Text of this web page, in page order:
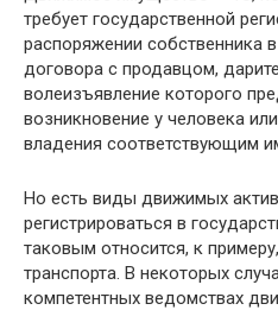
требует государственной
распоряжении собственника
договора с продавцом,
волеизъявление которого
возникновение у человека
владения соответствующим
Но есть виды движимых
регистрироваться в
таковым относится, к
транспорта. В некоторых
компетентных ведомствах